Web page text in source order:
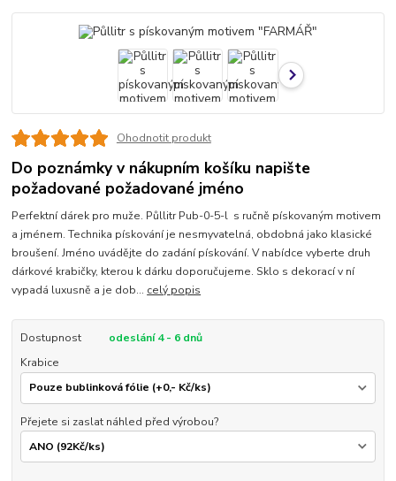
Ohodnotit produkt
Do poznámky v nákupním košíku napište
požadované požadované jméno
Perfektní dárek pro muže. Půllitr Pub-0-5-l s ručně pískovaným motivem
a jménem. Technika pískování je nesmyvatelná, obdobná jako klasické
broušení. Jméno uvádějte do zadání pískování. V nabídce vyberte druh
dárkové krabičky, kterou k dárku doporučujeme. Sklo s dekorací v ní
vypadá luxusně a je dob... celý popis
Dostupnost
odeslání 4 - 6 dnů
Krabice
Přejete si zaslat náhled před výrobou?